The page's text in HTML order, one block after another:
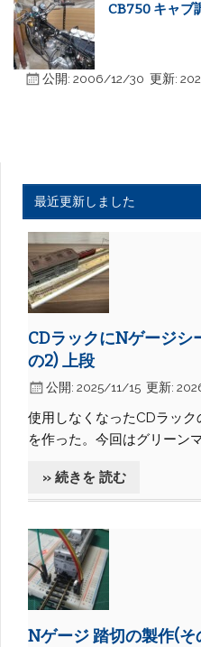
CB750 キャブ
公開: 2006/12/30 更新:
最近更新しました
CDラックにNゲージシ
の2) 上段
公開: 2025/11/15 更新:
使用しなくなったCDラッ
を作った。今回はグリーン
» 続きを 読む
Nゲージ 踏切の製作(そ